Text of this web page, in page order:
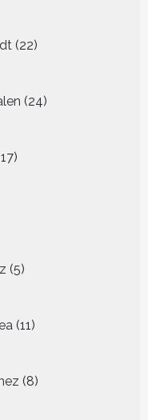
22
producten
24
producten
17
producten
5
producten
11
producten
8
producten